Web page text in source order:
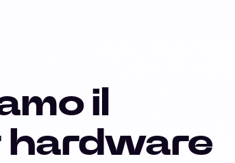
il
hardware